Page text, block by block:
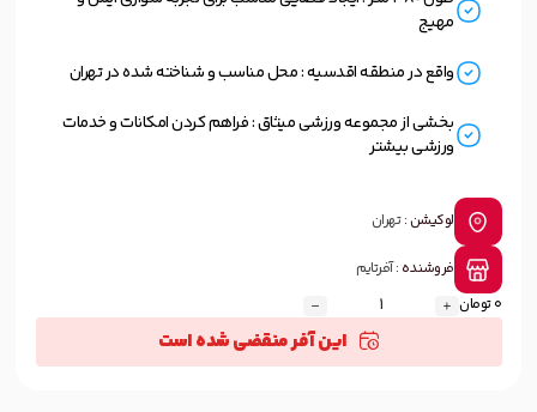
مهیج
واقع در منطقه اقدسیه : محل مناسب و شناخته شده در تهران
بخشی از مجموعه ورزشی میثاق : فراهم کردن امکانات و خدمات
ورزشی بیشتر
لوکیشن :تهران
فروشنده :آفرتایم
0 تومان
این آفر منقضی شده است